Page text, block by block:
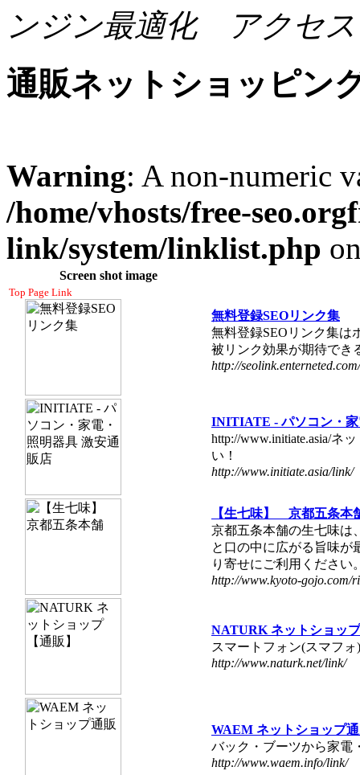
ンジン最適化 アクセ
通販ネットショッピン
Warning: A non-numeric
/home/vhosts/free-
link/system/linklist.php
Screen shot image
Top Page Link
無料登録SEOリンク集
無料登録SEOリンク集は
被リンク効果が期待でき
http://seolink.enterneted.com/
INITIATE - パソコン・
http://www.initiate.asia/
い！
http://www.initiate.asia/link/
【生七味】 京都五条本
京都五条本舗の生七味は
と口の中に広がる旨味が
り寄せにご利用ください
http://www.kyoto-gojo.com/
NATURK ネットショッ
スマートフォン(スマフ
http://www.naturk.net/link/
WAEM ネットショップ
バック・ブーツから家電
http://www.waem.info/link/